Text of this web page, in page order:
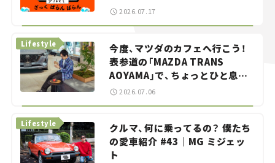
智之の「クルマでざっくばらんば
2026.07.17
今度、マツダのカフェへ行こう！
表参道の「MAZDA TRANS
AOYAMA」で、ちょっとひと息。
——連載｜CCGとクルマでどうす
Lifestyle
2026.07.06
クルマ、何に乗ってるの？ 僕たち
の愛車紹介 #43｜MG ミジェッ
ト
Lifestyle